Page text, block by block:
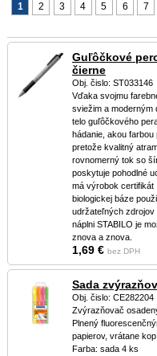
1 2 3 4 5 6 7
Guľôčkové
čierne
Obj. čislo: ST033146
Vďaka svojmu
sviežim a moderným
telo guľôčkového
hádanie, akou
pretože kvalitný
rovnomerný tok so
poskytuje pohodlné
má výrobok certifikát
biologickej báze
udržateľných zdrojov
náplni STABILO je
znova a znova.
1,69 € bez DPH
Sada
Obj. čislo: CE282204
Zvýrazňovač
Plnený
papierov, vrátane
Farba: sada 4 ks